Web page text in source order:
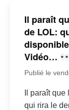
Il paraît
de LOL:
Vidéo…
Publié le
Il paraît
qui rira le